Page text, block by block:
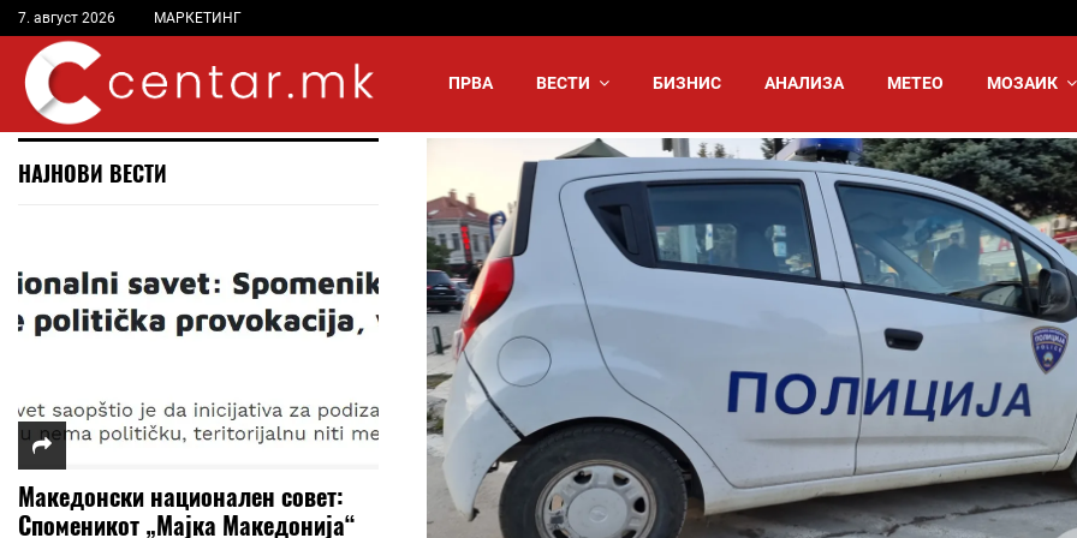
7. август 2026 МАРКЕТИНГ
ПРВА ВЕСТИ БИЗНИС АНАЛИЗА МЕТЕО МОЗАИК
НАЈНОВИ ВЕСТИ
Македонски национален совет:
Споменикот „Мајка Македонија“